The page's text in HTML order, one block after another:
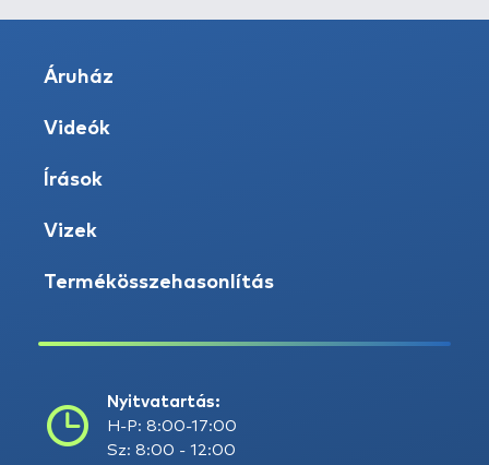
Áruház
Videók
Írások
Vizek
Termékösszehasonlítás
Nyitvatartás:
H-P: 8:00-17:00
Sz: 8:00 - 12:00